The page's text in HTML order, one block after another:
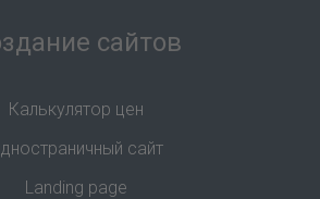
сайтов
Калькулятор цен
сайт
Landing page